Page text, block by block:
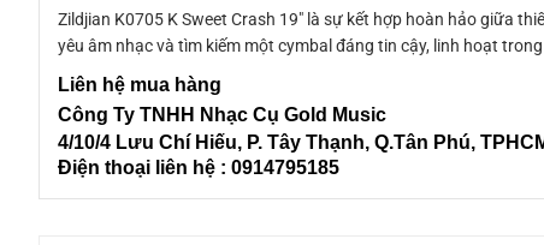
Zildjian K0705 K Sweet Crash 19″ là sự kết hợp hoàn hảo giữa
yêu âm nhạc và tìm kiếm một cymbal đáng tin cậy, linh hoạt
Liên hệ mua hàng
Công Ty TNHH Nhạc Cụ Gold Music
4/10/4 Lưu Chí Hiếu, P. Tây Thạnh, Q.Tân Phú,
Điện thoại liên hệ : 0914795185